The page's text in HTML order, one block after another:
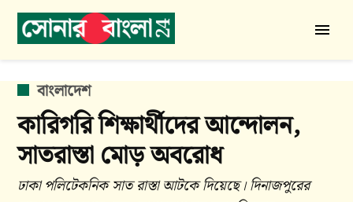
Skip
বাংলা
24
POSTED
IN
বাংলাদেশ
কারিগরি শিক্ষার্থীদের আন্দোলন,
সাতরাস্তা মোড় অবরোধ
ঢাকা পলিটেকনিক সাত রাস্তা আটকে দিয়েছে। দিনাজপুরের